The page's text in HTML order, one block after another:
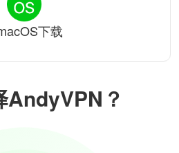
AndyVPN？
下载